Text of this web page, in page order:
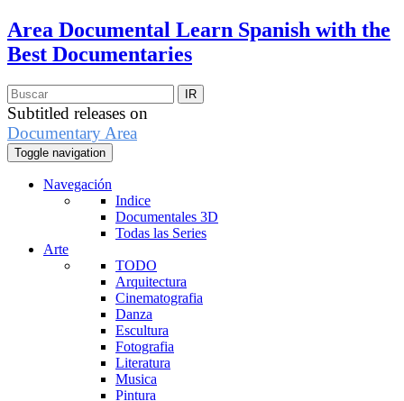
Area Documental Learn Spanish with the
Best Documentaries
Subtitled releases on
Documentary Area
Toggle navigation
Navegación
Indice
Documentales 3D
Todas las Series
Arte
TODO
Arquitectura
Cinematografia
Danza
Escultura
Fotografia
Literatura
Musica
Pintura